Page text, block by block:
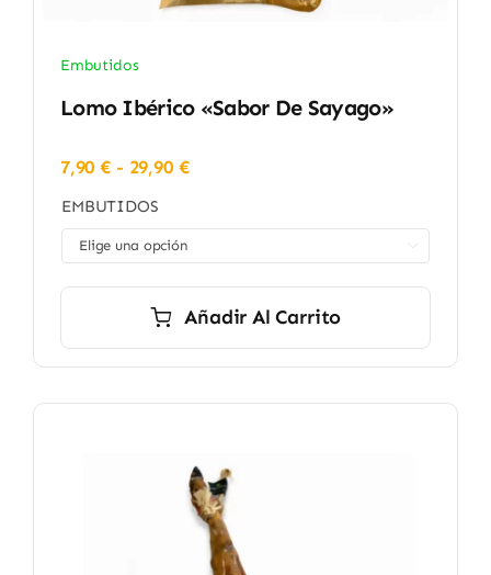
Embutidos
Lomo Ibérico «Sabor De Sayago»
7,90€ - 29,90 €Rango
desde
EMBUTIDOS
Añadir Al Carrito